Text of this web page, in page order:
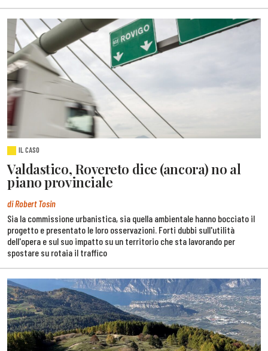
IL CASO
Valdastico, Rovereto dice (ancora) no al
piano provinciale
di Robert Tosin
Sia la commissione urbanistica, sia quella ambientale hanno bocciato il
progetto e presentato le loro osservazioni. Forti dubbi sull'utilità
dell'opera e sul suo impatto su un territorio che sta lavorando per
spostare su rotaia il traffico